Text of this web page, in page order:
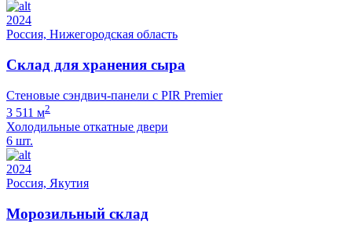
2024
Россия, Нижегородская область
Склад для хранения сыра
Стеновые сэндвич-панели с PIR Premier
3 511 м2
Холодильные откатные двери
6 шт.
2024
Россия, Якутия
Морозильный склад